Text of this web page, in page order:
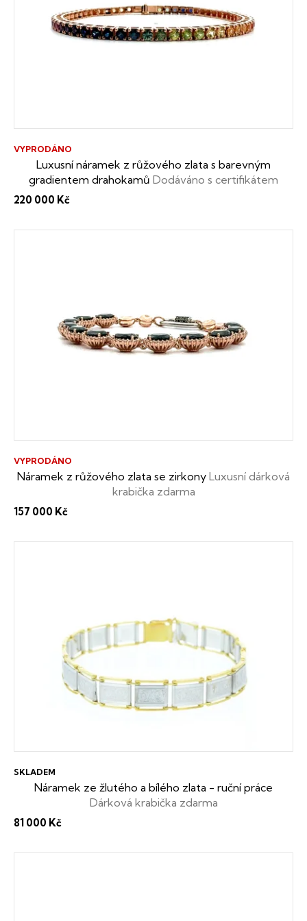
u
t
ů
Luxusní náramek z růžového zlata s barevným
gradientem drahokamů Dodáváno s certifikátem
pravosti drahokamů a s dárkovou krabičkou zdarma
VYPRODÁNO
220 000 Kč
Náramek z růžového zlata se zirkony Luxusní dárková
krabička zdarma
VYPRODÁNO
157 000 Kč
Náramek ze žlutého a bílého zlata - ruční práce
Dárková krabička zdarma
SKLADEM
81 000 Kč